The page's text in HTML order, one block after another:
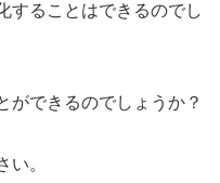
することはできるのでし
ができるのでしょうか？
い。